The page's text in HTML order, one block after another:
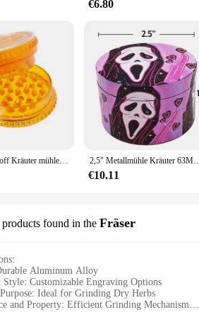
€6.80
Ersatz Kunststoff Kräuter mühle Kräuter mühle für mächtige/schlaue/venty/Vulkan/viel 2,5" Metallmühle Kräuter 63MM für Rauchkräuter 4 Schicht
€10.11
products found in the Fräser
Aluminum Alloy
Style: Customizable Engraving Options
Purpose: Ideal for Grinding Dry Herbs
and Property: Efficient Grinding Mechanism